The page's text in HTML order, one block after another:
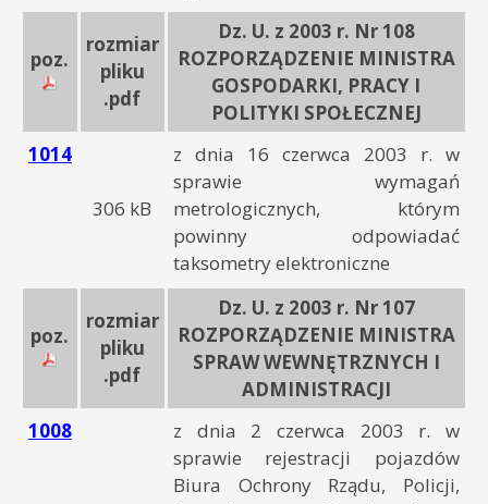
poz.
rozmiar
pliku
.pdf
Dz. U. z 2003 r. Nr 108
ROZPORZĄDZENIE MINISTRA
GOSPODARKI, PRACY I
POLITYKI SPOŁECZNEJ
1014
306 kB
z dnia 16 czerwca 2003 r. w
sprawie wymagań
metrologicznych, którym
powinny odpowiadać
taksometry elektroniczne
poz.
rozmiar
pliku
.pdf
Dz. U. z 2003 r. Nr 107
ROZPORZĄDZENIE MINISTRA
SPRAW WEWNĘTRZNYCH I
ADMINISTRACJI
1008
z dnia 2 czerwca 2003 r. w
sprawie rejestracji pojazdów
Biura Ochrony Rządu, Policji,